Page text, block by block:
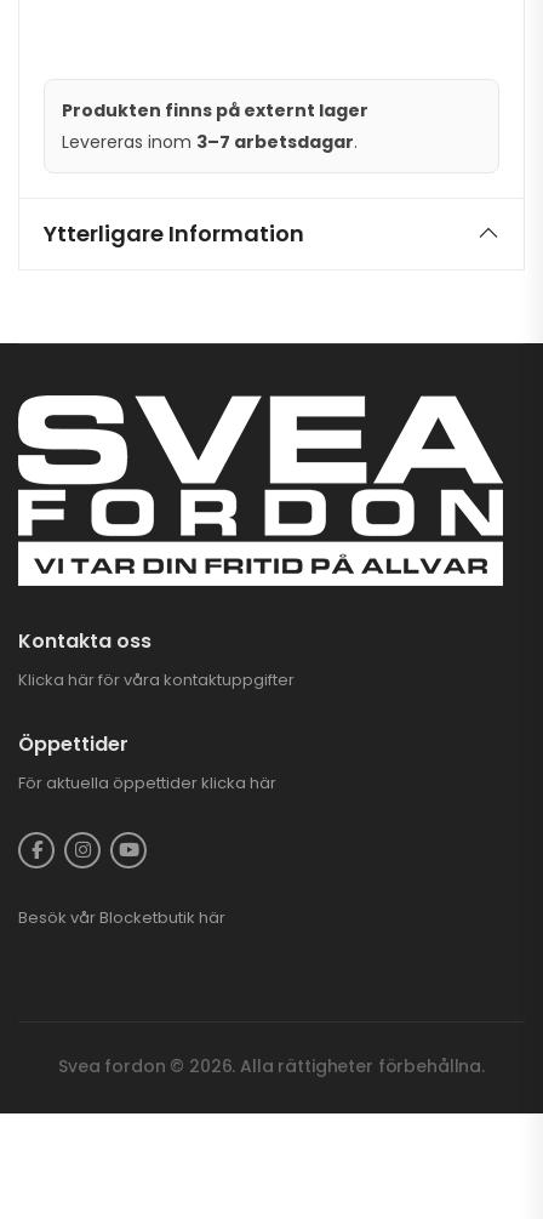
Produkten finns på externt lager
Levereras inom 3–7 arbetsdagar.
Ytterligare Information
Kontakta oss
Klicka här för våra kontaktuppgifter
Öppettider
För aktuella öppettider klicka här
Besök vår Blocketbutik här
Svea fordon © 2026. Alla rättigheter förbehållna.